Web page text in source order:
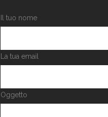
Il tuo nome
La tua email
Oggetto